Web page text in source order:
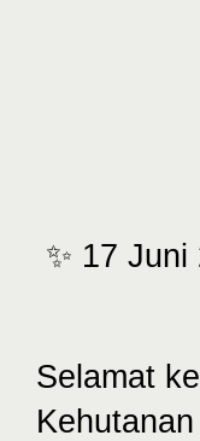
✨ 17
Selamat